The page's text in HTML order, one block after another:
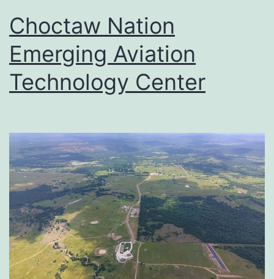
Choctaw Nation
Emerging Aviation
Technology Center